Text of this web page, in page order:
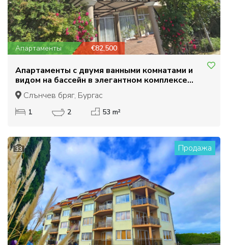
Апартаменты €82,500
Апартаменты с двумя ванными комнатами и
видом на бассейн в элегантном комплексе
Даун Парк.
Слънчев бряг, Бургас
1 2 53 m²
33 Продажа